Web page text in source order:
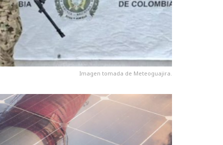
Imagen tomada de Meteoguajira.